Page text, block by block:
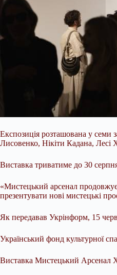
Експозиція розташована у семи
Лисовенко, Нікіти Кадана, Лесі
Виставка триватиме до 30
«Мистецький арсенал продовжує
презентувати нові мистецькі
Як передавав Укрінформ, 15
Український фонд культурної
Виставка Мистецький Арсенал